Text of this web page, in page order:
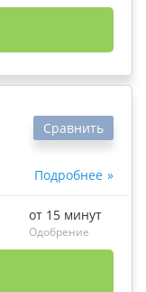
Подробнее
Сравнить
от 15 минут
Одобрение